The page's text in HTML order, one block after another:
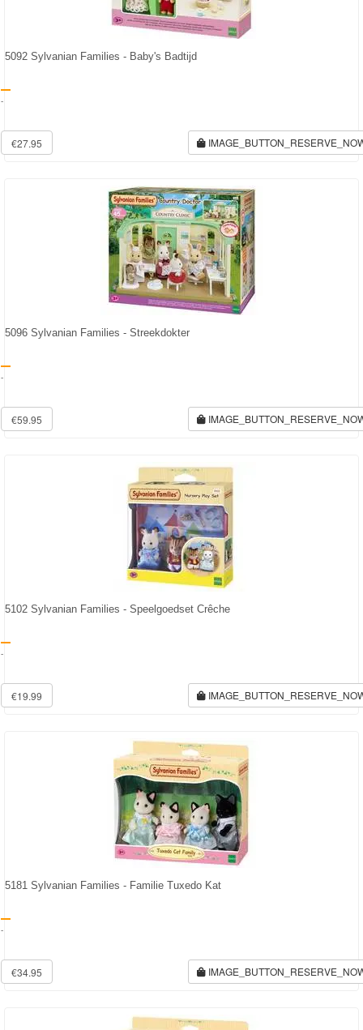
5092 Sylvanian Families - Baby's Badtijd
-
€27.95
5096 Sylvanian Families - Streekdokter
-
€59.95
5102 Sylvanian Families - Speelgoedset Crêche
-
€19.99
5181 Sylvanian Families - Familie Tuxedo Kat
-
€34.95